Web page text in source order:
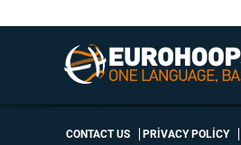
CONTACT US PRIVACY POLICY